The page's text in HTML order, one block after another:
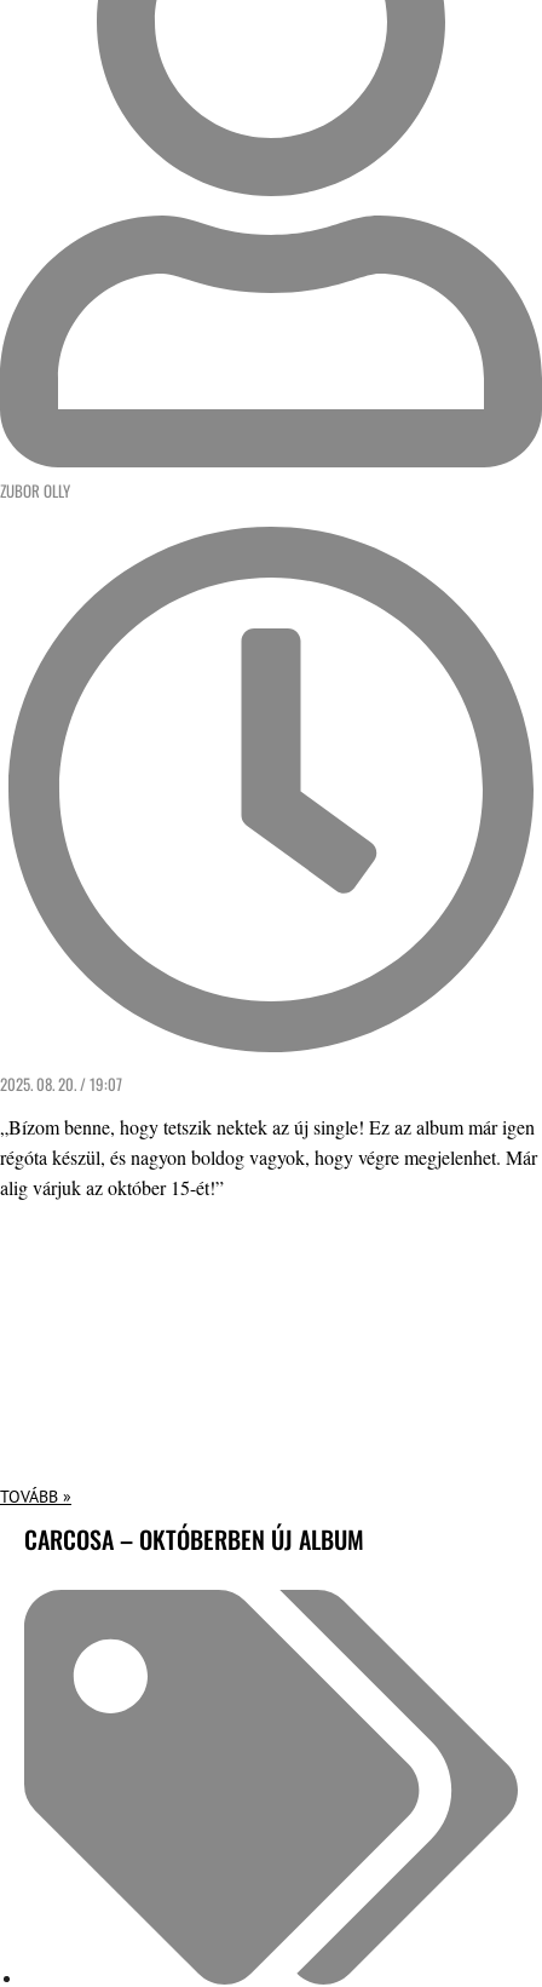
ZUBOR OLLY
2025. 08. 20. / 19:07
„Bízom benne, hogy tetszik nektek az új single! Ez az album már igen
régóta készül, és nagyon boldog vagyok, hogy végre megjelenhet. Már
alig várjuk az október 15-ét!”
TOVÁBB »
CARCOSA – OKTÓBERBEN ÚJ ALBUM